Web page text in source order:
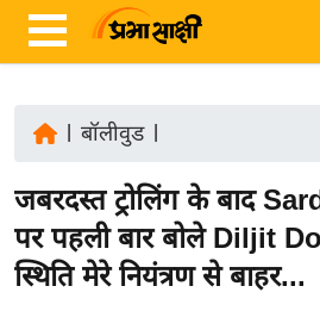
ज़ा
ख
ब
र
बॉलीवुड|
जबरदस्त ट्रोलिंग के बाद
पर पहली बार बोले Diljit
स्थिति मेरे नियंत्रण से बाहर...